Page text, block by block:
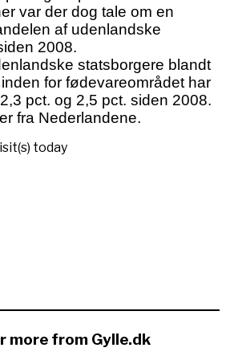
var der dog tale om en
af udenlandske
2008.
statsborgere blandt
for fødevareområdet har
pct. og 2,5 pct. siden 2008.
fra Nederlandene.
today
more from Gylle.dk